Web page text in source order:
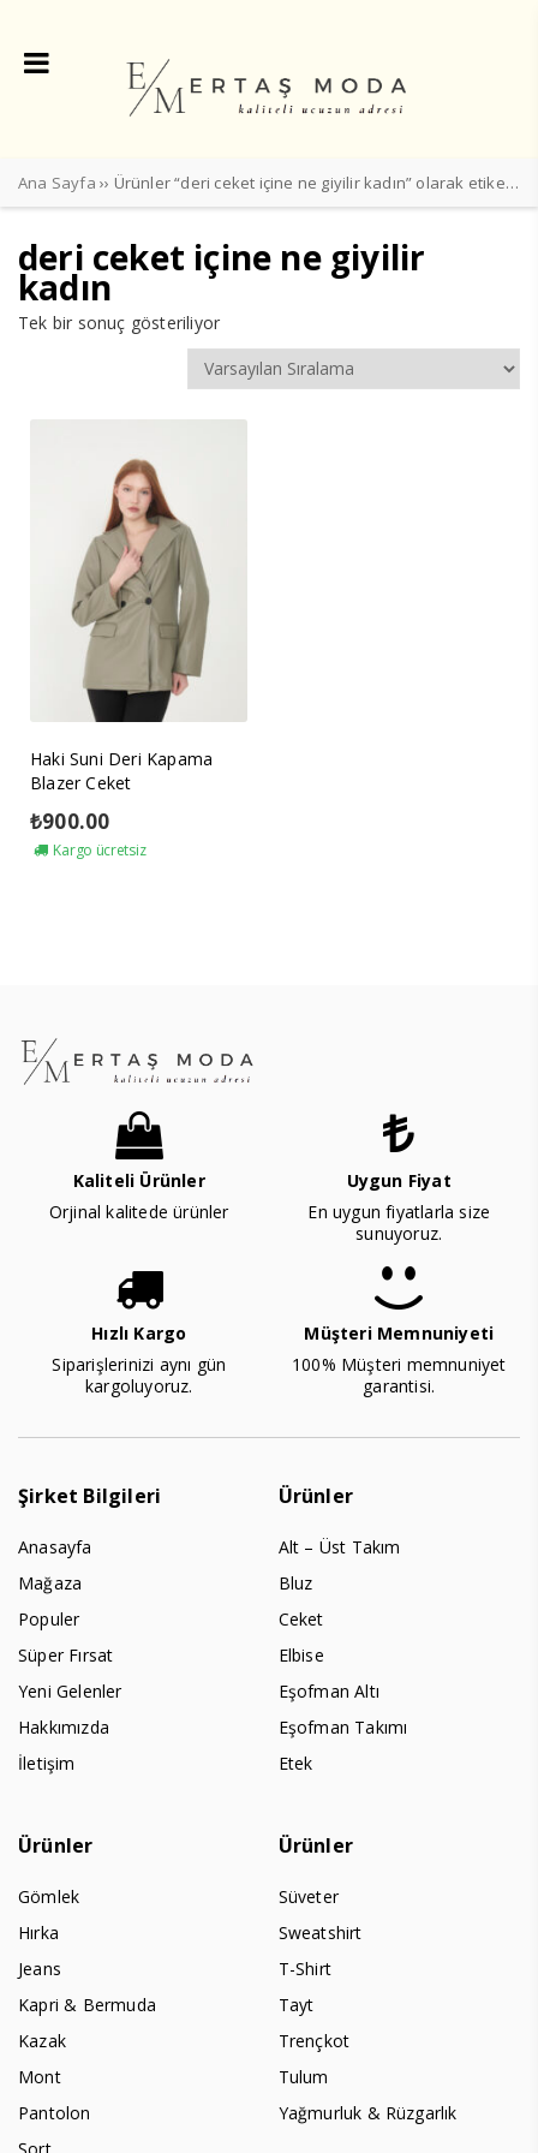
Ana Sayfa ›› Ürünler “deri ceket içine ne giyilir kadın” olarak etiketlendi
deri ceket içine ne giyilir
kadın
Tek bir sonuç gösteriliyor
Haki Suni Deri Kapama
Blazer Ceket
₺900.00
Kargo ücretsiz
Kaliteli Ürünler
Orjinal kalitede ürünler
Uygun Fiyat
En uygun fiyatlarla size
sunuyoruz.
Hızlı Kargo
Siparişlerinizi aynı gün
kargoluyoruz.
Müşteri Memnuniyeti
100% Müşteri memnuniyet
garantisi.
Şirket Bilgileri
Anasayfa
Mağaza
Populer
Süper Fırsat
Yeni Gelenler
Hakkımızda
İletişim
Ürünler
Alt – Üst Takım
Bluz
Ceket
Elbise
Eşofman Altı
Eşofman Takımı
Etek
Ürünler
Gömlek
Hırka
Jeans
Kapri & Bermuda
Kazak
Mont
Pantolon
Ürünler
Süveter
Sweatshirt
T-Shirt
Tayt
Trençkot
Tulum
Yağmurluk & Rüzgarlık